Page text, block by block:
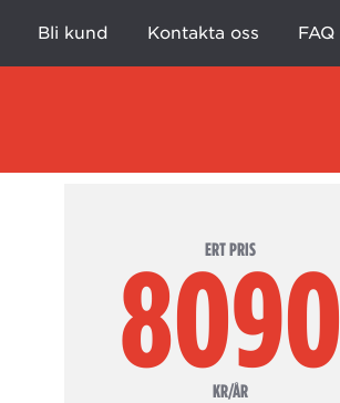
Bli kund Kontakta oss FAQ
ERT PRIS
8090
KR/ÅR